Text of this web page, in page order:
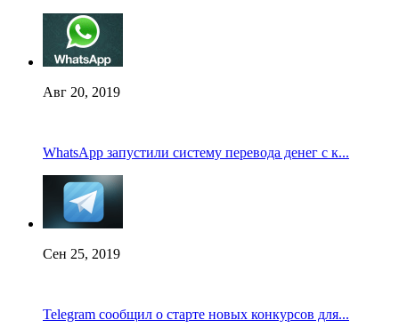
Авг 20, 2019
WhatsApp запустили систему перевода денег с к...
Сен 25, 2019
Telegram сообщил о старте новых конкурсов для...